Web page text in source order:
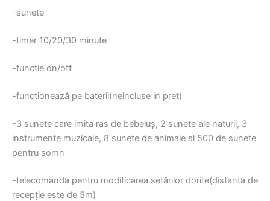
-sunete
-timer 10/20/30 minute
-functie on/off
-funcționează pe baterii(neincluse in pret)
-3 sunete care imita ras de bebeluș, 2 sunete ale naturii, 3
instrumente muzicale, 8 sunete de animale si 500 de sunete
pentru somn
-telecomanda pentru modificarea setărilor dorite(distanta de
recepție este de 5m)